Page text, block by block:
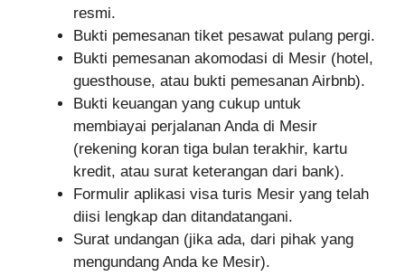
resmi.
Bukti pemesanan tiket pesawat pulang pergi.
Bukti pemesanan akomodasi di Mesir (hotel,
guesthouse, atau bukti pemesanan Airbnb).
Bukti keuangan yang cukup untuk
membiayai perjalanan Anda di Mesir
(rekening koran tiga bulan terakhir, kartu
kredit, atau surat keterangan dari bank).
Formulir aplikasi visa turis Mesir yang telah
diisi lengkap dan ditandatangani.
Surat undangan (jika ada, dari pihak yang
mengundang Anda ke Mesir).